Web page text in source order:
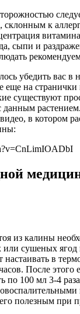
склонным к
сыпи и
убедить вас в
еще на странички
существуют
в котором
из калины
сушеных ягод
настаивать в
После этого
по 100 мл 3-4
полезным при